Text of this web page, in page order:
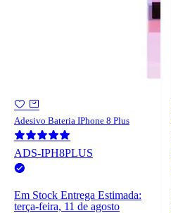
Adesivo Bateria IPhone 8 Plus
ADS-IPH8PLUS
Em Stock Entrega Estimada:
terça-feira, 11 de agosto